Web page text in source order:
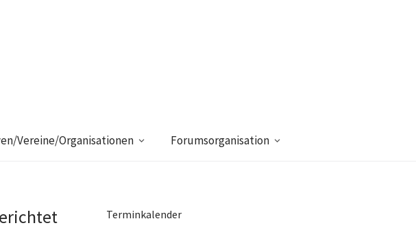
Vereine/Organisationen Forumsorganisation
Terminkalender